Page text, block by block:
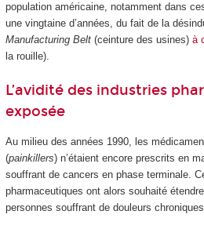
population américaine, notamment dans
une vingtaine d’années, du fait de la
Manufacturing Belt(ceinture des usines) à
la rouille).
L’avidité des industries
exposée
Au milieu des années 1990, les
(painkillers) n’étaient encore prescrits en
souffrant de cancers en phase terminale.
pharmaceutiques ont alors souhaité
personnes souffrant de douleurs